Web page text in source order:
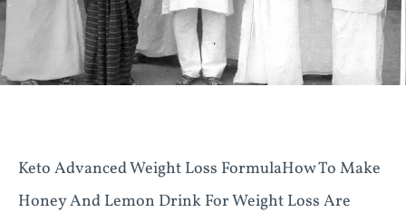
Keto Advanced Weight Loss FormulaHow To Make
Honey And Lemon Drink For Weight Loss Are